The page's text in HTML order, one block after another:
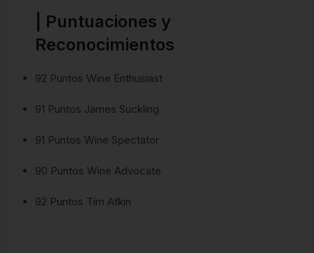
| Puntuaciones y
Reconocimientos
92 Puntos Wine Enthusiast
91 Puntos James Suckling
91 Puntos Wine Spectator
90 Puntos Wine Advocate
92 Puntos Tim Atkin